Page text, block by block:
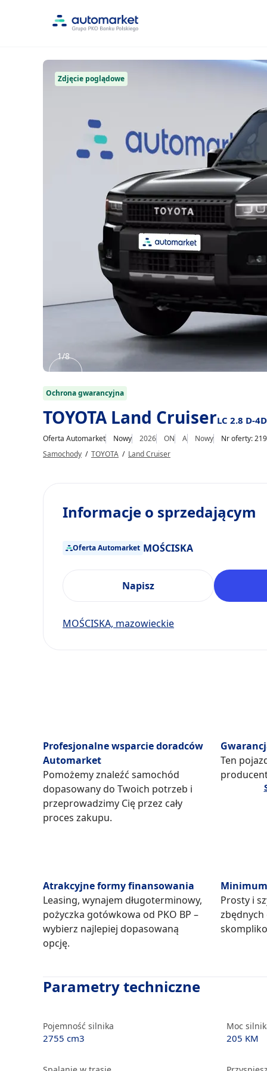
1
8
1/8
Zdjęcie poglądowe
Ochrona gwarancyjna
TOYOTA Land CruiserLC 2.8 D-
Oferta Automarket Nowy 2026 ON A Nowy
Nr oferty:
Samochody / TOYOTA / Land Cruiser
Profesjonalne wsparcie doradców
Automarket
Pomożemy znaleźć samochód
dopasowany do Twoich potrzeb i
przeprowadzimy Cię przez cały
proces zakupu.
Ten
Atrakcyjne formy finansowania
Leasing, wynajem długoterminowy,
pożyczka gotówkowa od PKO BP –
wybierz najlepiej dopasowaną
opcję.
Prosty i
Parametry techniczne
Pojemność silnika
2755 cm3
Moc
205 KM
Informacje o sprzedającym
Oferta Automarket MOŚCISKA
Napisz
MOŚCISKA, mazowieckie